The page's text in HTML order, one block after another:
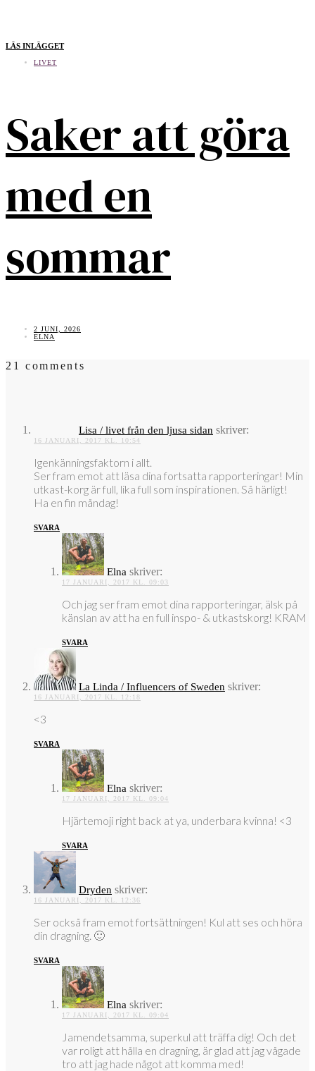
LÄS INLÄGGET
LIVET
Saker att göra
med en
sommar
2 JUNI, 2026
ELNA
21 comments
Lisa / livet från den ljusa sidan skriver:
16 JANUARI, 2017 KL. 10:54
Igenkänningsfaktorn i allt.
Ser fram emot att läsa dina fortsatta rapporteringar! Min
utkast-korg är full, lika full som inspirationen. Så härligt!
Ha en fin måndag!
SVARA
Elna skriver:
17 JANUARI, 2017 KL. 09:03
Och jag ser fram emot dina rapporteringar, älsk på
känslan av att ha en full inspo- & utkastskorg! KRAM
SVARA
La Linda / Influencers of Sweden skriver:
16 JANUARI, 2017 KL. 12:18
<3
SVARA
Elna skriver:
17 JANUARI, 2017 KL. 09:04
Hjärtemoji right back at ya, underbara kvinna! <3
SVARA
Dryden skriver:
16 JANUARI, 2017 KL. 12:36
Ser också fram emot fortsättningen! Kul att ses och höra
din dragning. 🙂
SVARA
Elna skriver:
17 JANUARI, 2017 KL. 09:04
Jamendetsamma, superkul att träffa dig! Och det
var roligt att hålla en dragning, är glad att jag vågade
tro att jag hade något att komma med!